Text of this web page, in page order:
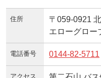
住所
〒059-0921
エローグロー
電話番号 0144-82-5711
アクセス